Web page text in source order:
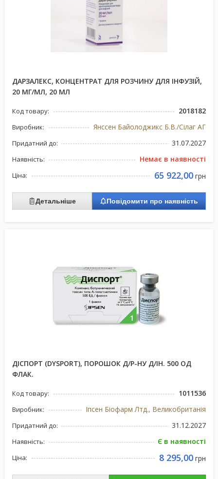
ДАРЗАЛЕКС, КОНЦЕНТРАТ ДЛЯ РОЗЧИНУ ДЛЯ ІНФУЗІЙ,
20 МГ/МЛ, 20 МЛ
Код товару: 2018182
Виробник: Янссен Байолоджикс Б.В./Сілаг АГ
Придатний до: 31.07.2027
Наявність: Немає в наявності
Ціна: 65 922,00 грн
Детальніше Повідомити про наявність
ДІСПОРТ (DYSPORT), ПОРОШОК Д/Р-НУ Д/ІН. 500 ОД
ФЛАК.
Код товару: 1011536
Виробник: Іпсен Біофарм Лтд., Великобританія
Придатний до: 31.12.2027
Наявність: Є в наявності
Ціна: 8 295,00 грн